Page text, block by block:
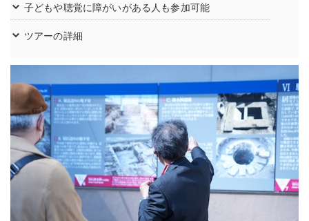
子どもや聴覚に障がいがある人も参加可能
ツアーの詳細